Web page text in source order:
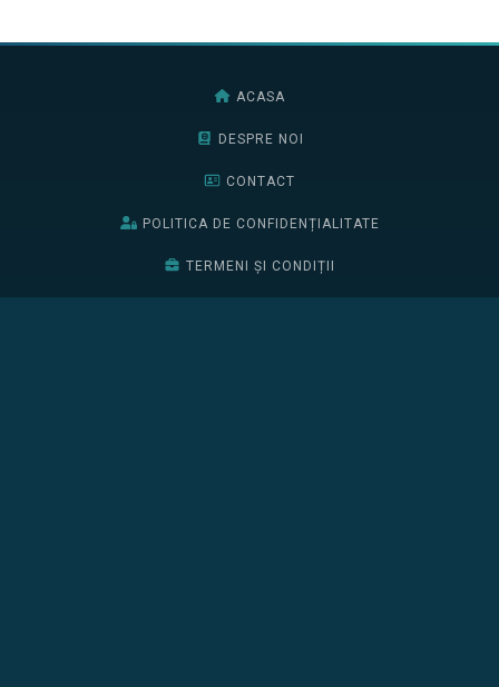
ACASA
DESPRE NOI
CONTACT
POLITICA DE CONFIDENȚIALITATE
TERMENI ȘI CONDIȚII